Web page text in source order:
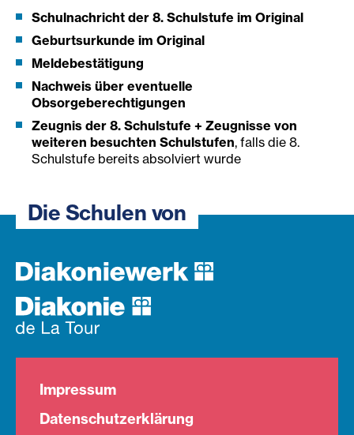
Schulnachricht der 8. Schulstufe im Original
Geburtsurkunde im Original
Meldebestätigung
Nachweis über eventuelle
Obsorgeberechtigungen
Zeugnis der 8. Schulstufe + Zeugnisse von
weiteren besuchten Schulstufen, falls die 8.
Schulstufe bereits absolviert wurde
Die Schulen von
Impressum
Datenschutzerklärung